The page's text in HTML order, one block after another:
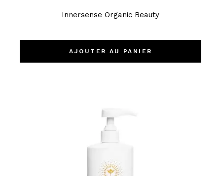
Innersense Organic Beauty
AJOUTER AU PANIER